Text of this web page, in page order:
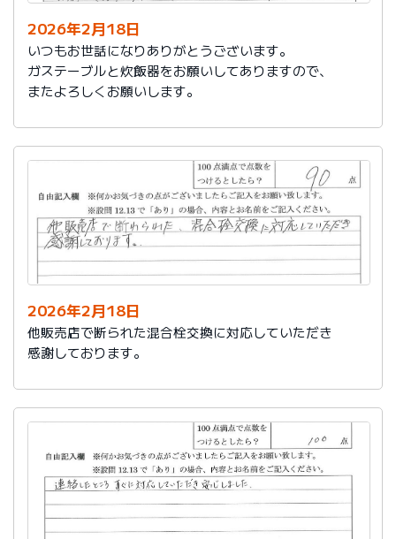
2026年2月18日
いつもお世話になりありがとうございます。
ガステーブルと炊飯器をお願いしてありますので、
またよろしくお願いします。
2026年2月18日
他販売店で断られた混合栓交換に対応していただき
感謝しております。